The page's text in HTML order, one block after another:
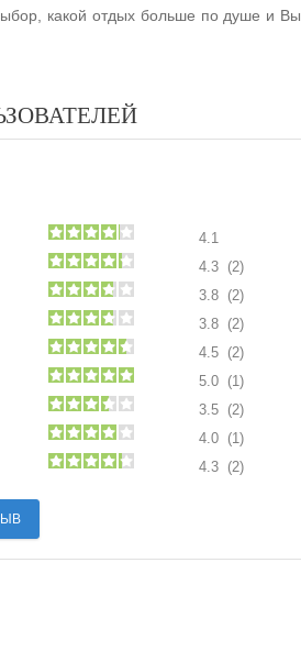
какой отдых больше по душе и Вы
4.1
4.3 (2)
3.8 (2)
3.8 (2)
4.5 (2)
5.0 (1)
3.5 (2)
4.0 (1)
4.3 (2)